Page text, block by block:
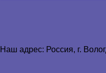
Наш адрес: Россия, г.